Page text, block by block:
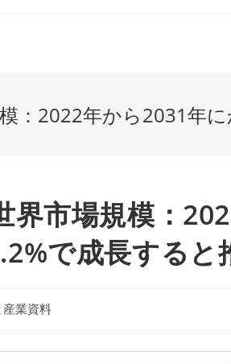
：2022年から2031年
市場規模：
で成長すると
業資料